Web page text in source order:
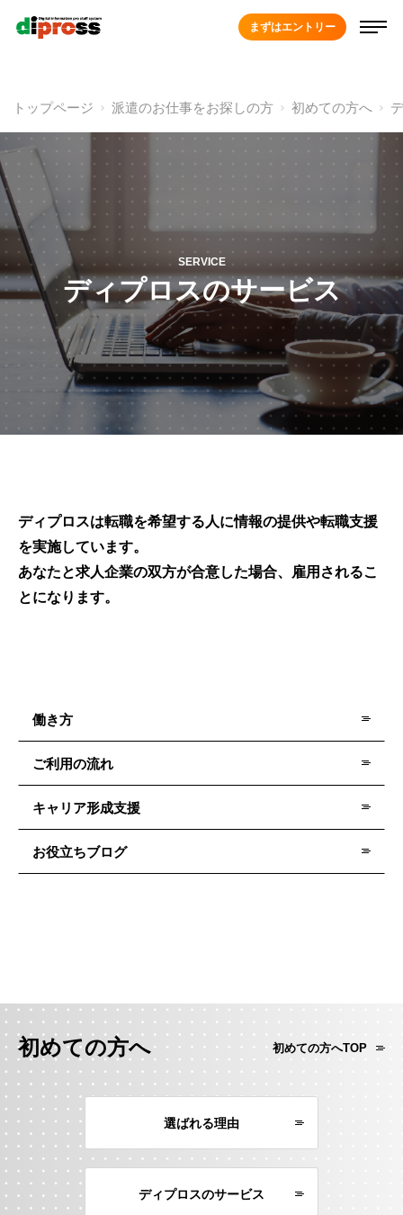
まずはエントリー
トップページ 派遣のお仕事をお探しの方 初めての方へ
SERVICE
ディプロスのサービス
ディプロスは転職を希望する人に情報の提供や転職支援
を実施しています。
あなたと求人企業の双方が合意した場合、雇用されるこ
とになります。
働き方
ご利用の流れ
キャリア形成支援
お役立ちブログ
初めての方へ 初めての方へTOP
選ばれる理由
ディプロスのサービス